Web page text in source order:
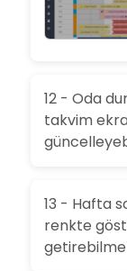
12 - Oda
takvim
13 - Hafta
renkte
getirebilme